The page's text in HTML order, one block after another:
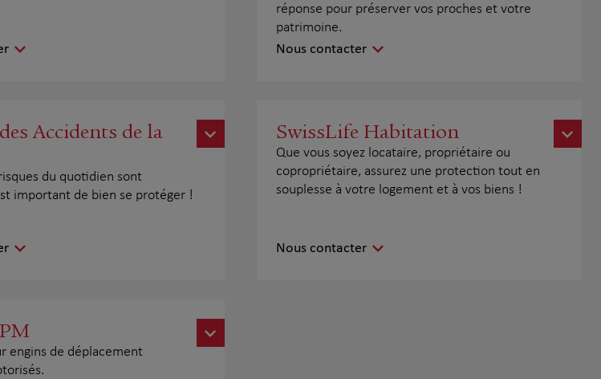
réponse pour préserver vos proches et votre
patrimoine.
Nous contacter
Accidents de la
du quotidien sont
important de bien se protéger !
SwissLife Habitation
Que vous soyez locataire, propriétaire ou
copropriétaire, assurez une protection tout en
souplesse à votre logement et à vos biens !
Nous contacter
engins de déplacement